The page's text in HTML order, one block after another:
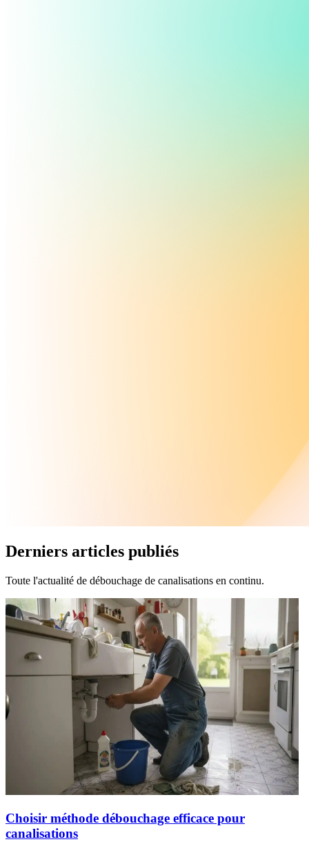
Derniers articles publiés
Toute l'actualité de débouchage de canalisations en continu.
Choisir méthode débouchage efficace pour
canalisations